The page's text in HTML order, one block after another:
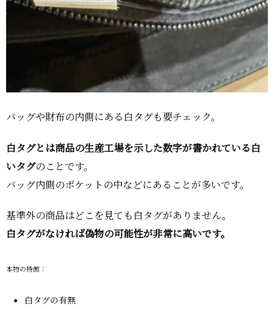
バッグや財布の内側にある白タグも要チェック。
白タグとは商品の生産工場を示した数字が書かれている白
いタグのことです。
バッグ内側のポケットの中などにあることが多いです。
基準外の商品はどこを見ても白タグがありません。
白タグがなければ偽物の可能性が非常に高いです。
本物の特徴：
白タグの有無